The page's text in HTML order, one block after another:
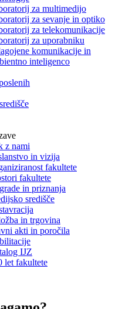
za multimedijo
za sevanje in optiko
za telekomunikacije
za uporabniku
komunikacije in
inteligenco
z nami
in vizija
fakultete
fakultete
in priznanja
središče
in trgovina
akti in poročila
IJZ
let fakultete